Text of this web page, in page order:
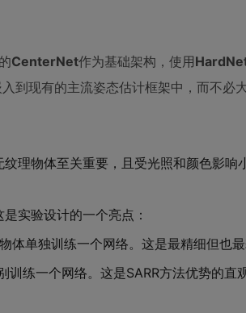
CenterNet作为基础架构，使用
到现有的主流姿态估计框架中，而不必大
纹理物体至关重要，且受光照和颜色影响
实验设计的一个亮点：
体单独训练一个网络。这是最精细但也最
训练一个网络。这是SARR方法优势的